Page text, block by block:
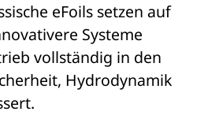
eFoils setzen auf
Systeme
vollständig in den
Hydrodynamik